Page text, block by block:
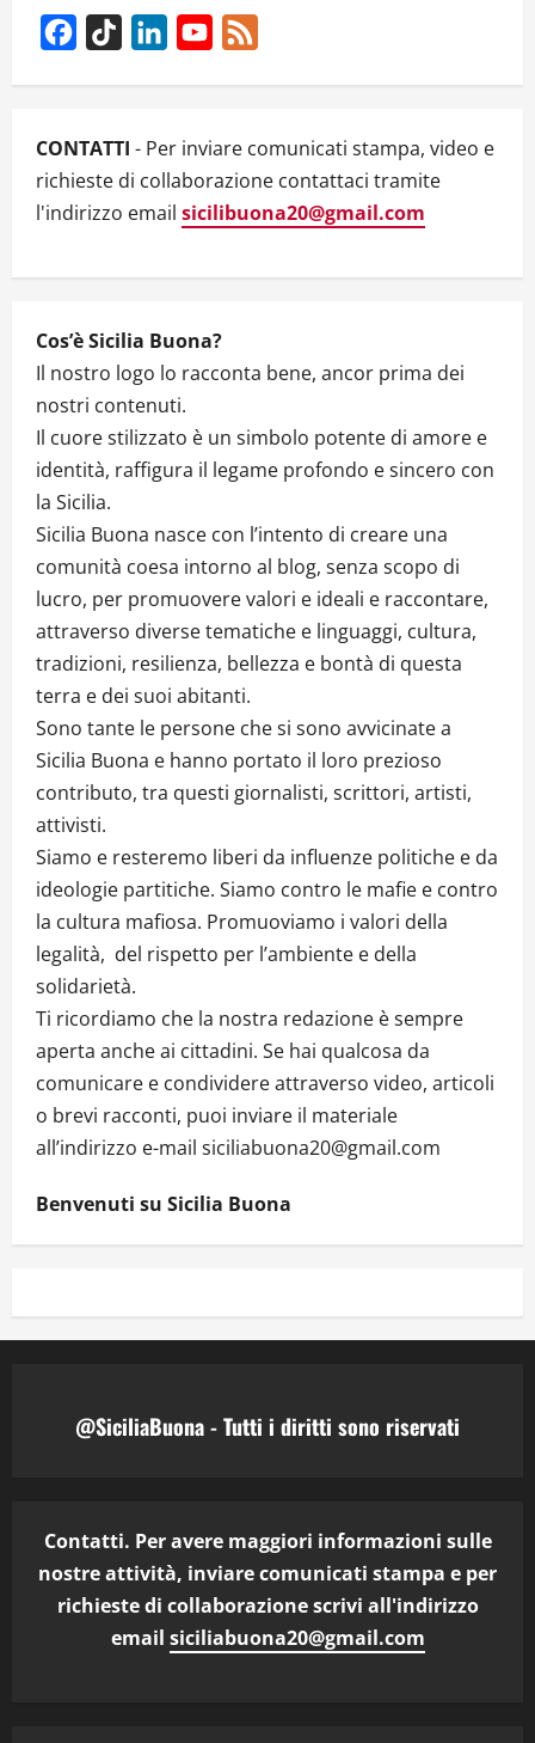
TINDARI:
OMAGGIO
A
DALLA,
CARONE
Facebook
TikTok LinkedInYouTube
CONTATTI - Per inviare comunicati stampa, video e
richieste di collaborazione contattaci tramite
l'indirizzo email sicilibuona20@gmail.com
Cos’è Sicilia Buona?
Il nostro logo lo racconta bene, ancor prima dei
nostri contenuti.
Il cuore stilizzato è un simbolo potente di amore e
identità, raffigura il legame profondo e sincero con
la Sicilia.
Sicilia Buona nasce con l’intento di creare una
comunità coesa intorno al blog, senza scopo di
lucro, per promuovere valori e ideali e raccontare,
attraverso diverse tematiche e linguaggi, cultura,
tradizioni, resilienza, bellezza e bontà di questa
terra e dei suoi abitanti.
Sono tante le persone che si sono avvicinate a
Sicilia Buona e hanno portato il loro prezioso
contributo, tra questi giornalisti, scrittori, artisti,
attivisti.
Siamo e resteremo liberi da influenze politiche e da
ideologie partitiche. Siamo contro le mafie e contro
la cultura mafiosa. Promuoviamo i valori della
legalità, del rispetto per l’ambiente e della
solidarietà.
Ti ricordiamo che la nostra redazione è sempre
aperta anche ai cittadini. Se hai qualcosa da
comunicare e condividere attraverso video, articoli
o brevi racconti, puoi inviare il materiale
all’indirizzo e-mail siciliabuona20@gmail.com
Benvenuti su Sicilia Buona
@SiciliaBuona - Tutti i diritti sono riservati
Contatti. Per avere maggiori informazioni sulle
nostre attività, inviare comunicati stampa e per
richieste di collaborazione scrivi all'indirizzo
email siciliabuona20@gmail.com